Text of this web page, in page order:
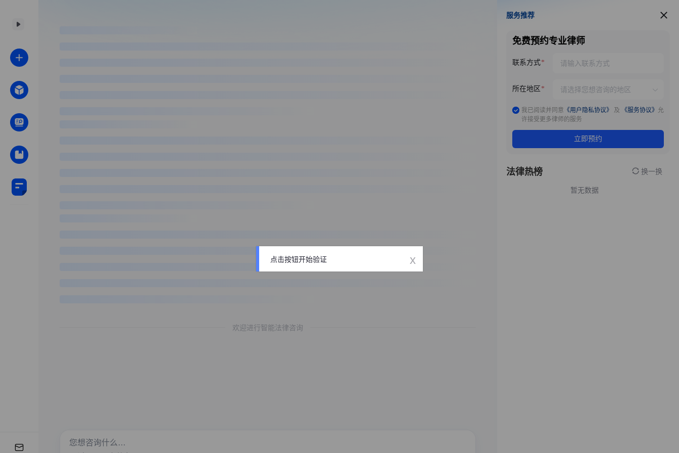
欢迎进行智能法律咨询
服务推荐
服务推荐
免费预约专业律师
联系方式
所在地区
我已阅读并同意 《用户隐私协议》 及 《服务协议》 允
许接受更多律师的服务
立即预约
法律热榜 换一换
暂无数据
点击按钮开始验证 x